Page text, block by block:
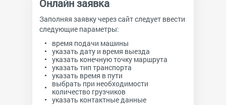
Онлайн заявка
Заполняя заявку через сайт следует ввести
следующие параметры:
время подачи машины
указать дату и время выезда
указать конечную точку маршрута
указать тип транспорта
указать время в пути
выбрать при необходимости
количество грузчиков
указать контактные данные